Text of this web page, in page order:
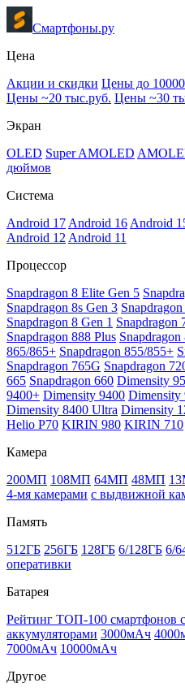
Смартфоны.ру
Цена
Акции и скидки Цены до
Цены ~20 тыс.руб. Цены ~30
Экран
OLED Super AMOLED
дюймов
Система
Android 17 Android 16 Android
Android 12 Android 11
Процессор
Snapdragon 8 Elite Gen 5
Snapdragon 8s Gen 3
Snapdragon 8 Gen 1 Snapdragon
Snapdragon 888 Plus Snapdragon
865/865+ Snapdragon 855/855+
Snapdragon 765G Snapdragon
665 Snapdragon 660 Dimensity
9400+ Dimensity 9400 Dimensity
Dimensity 8400 Ultra Dimensity
Helio P70 KIRIN 980 KIRIN 710
Камера
200МП 108МП 64МП 48МП
4-мя камерами с выдвижной
Память
512ГБ 256ГБ 128ГБ 6/128ГБ 6/
оперативки
Батарея
Рейтинг ТОП-100
аккумуляторами 3000мАч
7000мАч 10000мАч
Другое